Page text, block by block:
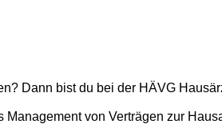
Dann bist du bei der HÄVG
von Verträgen zur